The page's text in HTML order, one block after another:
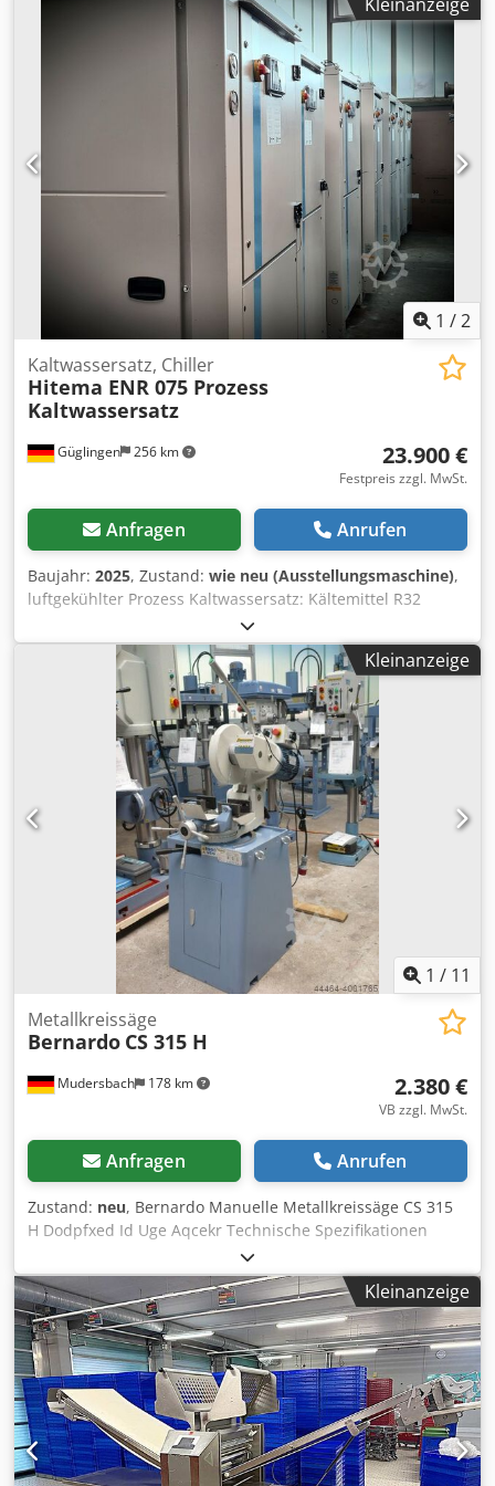
3000/4500/6000/9000/12000 U/min -Vorschubapparat Holz-
Her 3 Rollen -Nutzlänge der Welle: 100 mm -Spindel: Ø 30
mm -max. Fräser: Ø 220 mm -Abmessungen:
1540/1100/H1520 mm -Gewicht: 962 kg
1 /2
Güglingen 256 km
Kaltwassersatz, Chiller
Hitema ENR 075 Prozess
Kaltwassersatz
23.900 €
Festpreis zzgl. MwSt.
Anfragen Anrufen
Baujahr: 2025, Zustand: wie neu (Ausstellungsmaschine),
luftgekühlter Prozess Kaltwassersatz: Kältemittel R32
Dsdpfxjf H A Eyj Aqcjkr Kälteleistung 72KW bei 7/12°C,
interne P3Pumpe, interner 410l Tank, Winterpaket bis
-25°C Umgebungstemperatur zur Aussenaufstellung
beinhaltet drehzahlgeregelte Lüfter großes Dixell Display
mit Schutzabdeckung,
Kleinanzeige
1 / 11
Mudersbach 178 km
Metallkreissäge
Bernardo CS 315 H
2.380 €
VB zzgl. MwSt.
Anfragen Anrufen
Zustand: neu, Bernardo Manuelle Metallkreissäge CS 315
H Dodpfxed Id Uge Aqcekr Technische Spezifikationen
Sägeblattdurchmesser 315 x 40 mm Drehzahl 19 / 38
U/min Spannstock geöffnet max. 150 mm Arbeitshöhe 920
mm Motor-Abgabeleistung S1 100% 0,75 / 1,5 kW Motor-
Aufnahmeleistung S6 40% 1,0 / 2,1 kW Spannung 400 V
Maschinenabmessung (B x T x H) 530 x 1000 x 1740 mm
Gewicht ca. 235 kg Vollmaterial rund 90°: 80 mm 45°: 70
mm Rohr rund 90°: 80 mm 45°: 70 mm Formrohr
quadratisch 90°: 80 x 80 mm 45°: 70 x 70 mm Vollmaterial
quadratisch 90°: 80 x 80 mm 45°: 70 x 70 mm Formrohr
rechteckig 90°: 90 x 80 mm 45°: 80 x 70 mm Vollmaterial
Kleinanzeige